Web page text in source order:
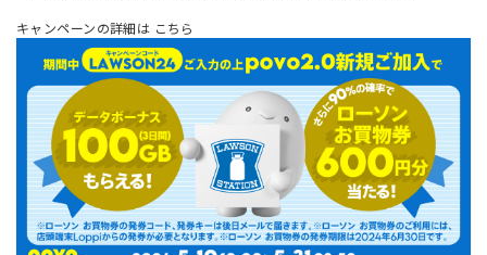
キャンペーンの詳細は こちら